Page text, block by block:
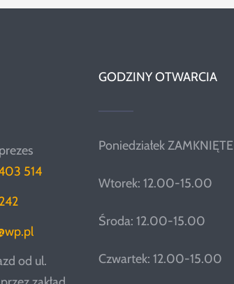
514
od ul.
GODZINY OTWARCIA
Poniedziałek ZAMKNIĘTE
Wtorek: 12.00-15.00
Środa: 12.00-15.00
Czwartek: 12.00-15.00